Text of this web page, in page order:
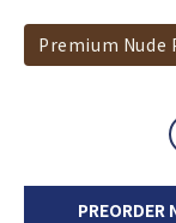
Premium Nude
PREORDER